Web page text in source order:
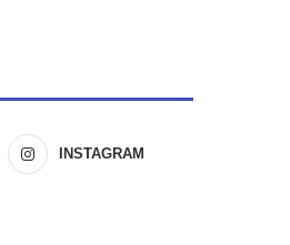
INSTAGRAM